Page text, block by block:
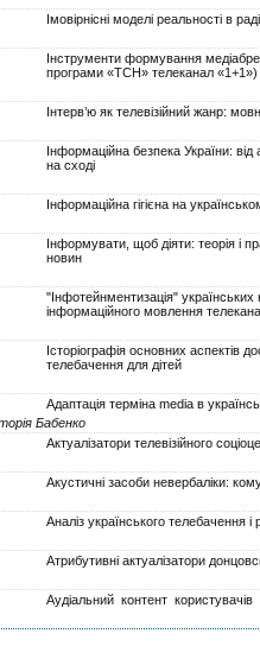
Імовірнісні моделі реальності в
Інструменти формування
програми «ТСН» телеканал «1+1»)
Інтерв’ю як телевізійний жанр:
Інформаційна безпека України: від
на сході
Інформаційна гігієна на
Інформувати, щоб діяти: теорія і
новин
"Інфотейнментизація" українських
інформаційного мовлення
Історіографія основних аспектів
телебачення для дітей
Адаптація терміна media в
Бабенко
Актуалізатори телевізійного
Акустичні засоби невербаліки:
Аналіз українського телебачення і
Атрибутивні актуалізатори
Аудіальний контент користувачів